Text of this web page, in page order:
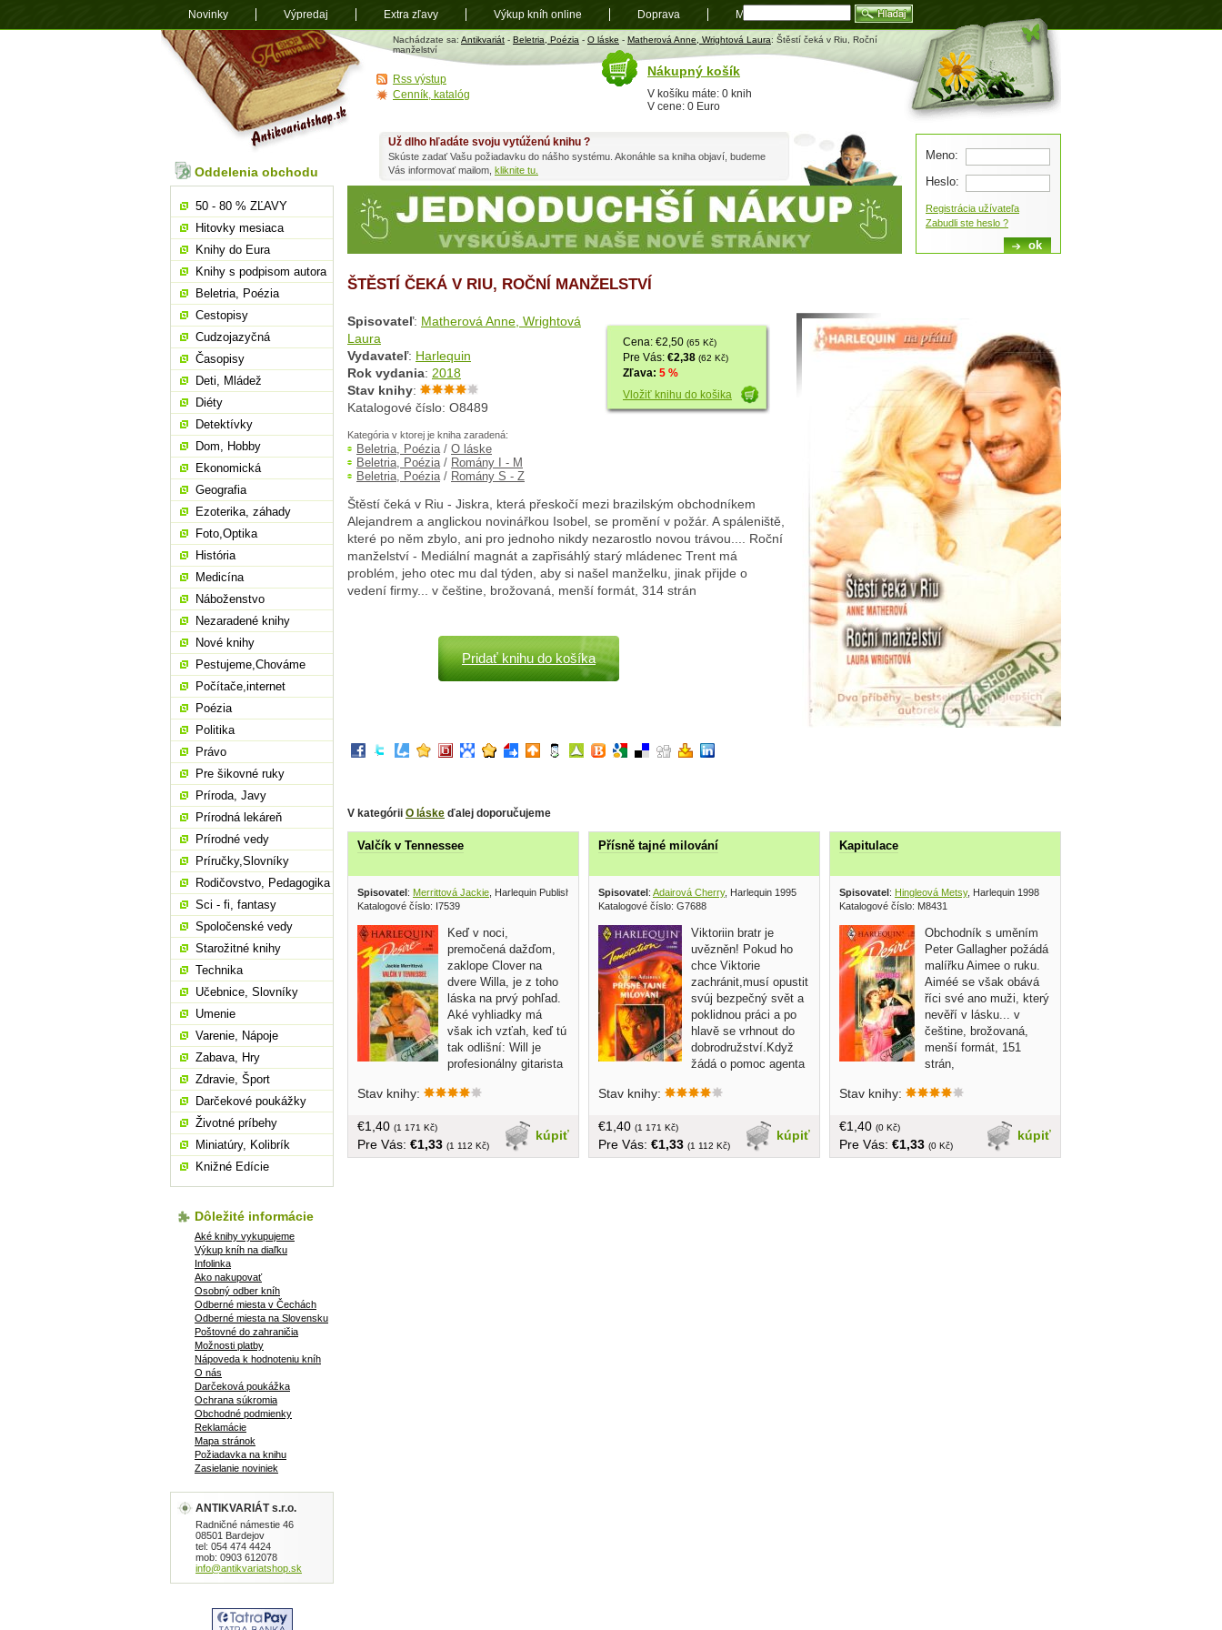
Antikvariát
shop.sk
Nachádzate sa: Antikvariát - Beletria, Poézia - O láske - Matherová Anne, Wrightová Laura: Štěstí čeká v Riu, Roční
manželství
ŠTĚSTÍ ČEKÁ V RIU, ROČNÍ MANŽELSTVÍ
Cena: €2,50 (65 Kč)
Pre Vás: €2,38 (62 Kč)
Zľava: 5 %
Vložiť knihu do košika
Spisovateľ: Matherová Anne, Wrightová
Laura
Vydavateľ: Harlequin
Rok vydania: 2018
Stav knihy:
Katalogové číslo: O8489
Kategória v ktorej je kniha zaradená:
Beletria, Poézia/ O láske
Beletria, Poézia/ Romány I - M
Beletria, Poézia/ Romány S - Z
Štěstí čeká v Riu - Jiskra, která přeskočí mezi brazilským obchodníkem
Alejandrem a anglickou novinářkou Isobel, se promění v požár. A spáleniště,
které po něm zbylo, ani pro jednoho nikdy nezarostlo novou trávou.... Roční
manželství - Mediální magnát a zapřisáhlý starý mládenec Trent má
problém, jeho otec mu dal týden, aby si našel manželku, jinak přijde o
vedení firmy... v češtine, brožovaná, menší formát, 314 strán
Pridať knihu do košíka
V kategórii O láske ďalej doporučujeme
Valčík v Tennessee
Spisovatel: Merrittová Jackie , Harlequin Publishers 1994
Katalogové číslo: I7539
Keď v noci,
premočená dažďom,
zaklope Clover na
dvere Willa, je z toho
láska na prvý pohľad.
Aké vyhliadky má
však ich vzťah, keď tú
tak odlišní: Will je
profesionálny gitarista
živote na farme... v češtine, brožovaná,
Stav knihy:
kúpiť
€1,40 (1 171 Kč)
Pre Vás: €1,33 (1 112 Kč)
Přísně tajné milování
Spisovatel: Adairová Cherry, Harlequin 1995
Katalogové číslo: G7688
Viktoriin bratr je
uvězněn! Pokud ho
chce Viktorie
zachránit,musí opustit
svúj bezpečný svět a
poklidnou práci a po
hlavě se vrhnout do
dobrodružství.Když
žádá o pomoc agenta
nebezpečí života... v češtine,
Stav knihy:
kúpiť
€1,40 (1 171 Kč)
Pre Vás: €1,33 (1 112 Kč)
Kapitulace
Spisovatel: Hingleová Metsy, Harlequin 1998
Katalogové číslo: M8431
Obchodník s uměním
Peter Gallagher požádá
malířku Aimee o ruku.
Aiméé se však obává
říci své ano muži, který
nevěří v lásku... v
češtine, brožovaná,
menší formát, 151
strán,
Stav knihy:
kúpiť
€1,40 (0 Kč)
Pre Vás: €1,33 (0 Kč)
Už dlho hľadáte svoju vytúženú knihu ?
Skúste zadať Vašu požiadavku do nášho systému. Akonáhle sa kniha objaví, budeme
Vás informovať mailom, kliknite tu.
Oddelenia obchodu
50 - 80 % ZĽAVY
Hitovky mesiaca
Knihy do Eura
Knihy s podpisom autora
Beletria, Poézia
Cestopisy
Cudzojazyčná
Časopisy
Deti, Mládež
Diéty
Detektívky
Dom, Hobby
Ekonomická
Geografia
Ezoterika, záhady
Foto,Optika
História
Medicína
Náboženstvo
Nezaradené knihy
Nové knihy
Pestujeme,Chováme
Počítače,internet
Poézia
Politika
Právo
Pre šikovné ruky
Príroda, Javy
Prírodná lekáreň
Prírodné vedy
Príručky,Slovníky
Rodičovstvo, Pedagogika
Sci - fi, fantasy
Spoločenské vedy
Starožitné knihy
Technika
Učebnice, Slovníky
Umenie
Varenie, Nápoje
Zabava, Hry
Zdravie, Šport
Darčekové poukážky
Životné príbehy
Miniatúry, Kolibrík
Knižné Edície
Dôležité informácie
Aké knihy vykupujeme
Výkup kníh na diaľku
Infolinka
Ako nakupovať
Osobný odber kníh
Odberné miesta v Čechách
Odberné miesta na Slovensku
Poštovné do zahraničia
Možnosti platby
Nápoveda k hodnoteniu kníh
O nás
Darčeková poukážka
Ochrana súkromia
Obchodné podmienky
Reklamácie
Mapa stránok
Požiadavka na knihu
Zasielanie noviniek
ANTIKVARIÁT s.r.o.
Radničné námestie 46
08501 Bardejov
tel: 054 474 4424
mob: 0903 612078
info@antikvariatshop.sk
Meno:
Heslo:
Registrácia užívateľa
Zabudli ste heslo ?
Nákupný košík
V košíku máte: 0 knih
V cene: 0 Euro
Rss výstup
Cenník, katalóg
Novinky Výpredaj Extra zľavy Výkup kníh online Doprava Mapa